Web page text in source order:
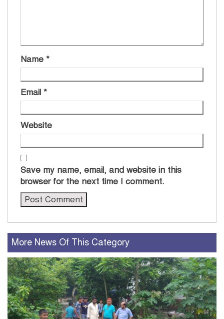
Name *
Email *
Website
Save my name, email, and website in this
browser for the next time I comment.
More News Of This Category